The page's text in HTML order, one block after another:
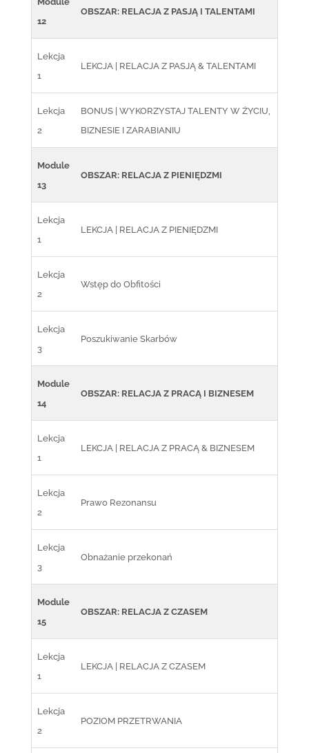
12
OBSZAR: RELACJA Z PASJĄ I TALENTAMI
Lekcja
1
LEKCJA | RELACJA Z PASJĄ & TALENTAMI
Lekcja
2
BONUS | WYKORZYSTAJ TALENTY W ŻYCIU,
BIZNESIE I ZARABIANIU
Module
13
OBSZAR: RELACJA Z PIENIĘDZMI
Lekcja
1
LEKCJA | RELACJA Z PIENIĘDZMI
Lekcja
2
Wstęp do Obfitości
Lekcja
3
Poszukiwanie Skarbów
Module
14
OBSZAR: RELACJA Z PRACĄ I BIZNESEM
Lekcja
1
LEKCJA | RELACJA Z PRACĄ & BIZNESEM
Lekcja
2
Prawo Rezonansu
Lekcja
3
Obnażanie przekonań
Module
15
OBSZAR: RELACJA Z CZASEM
Lekcja
1
LEKCJA | RELACJA Z CZASEM
Lekcja
2
POZIOM PRZETRWANIA